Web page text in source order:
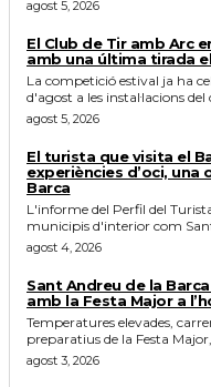
agost 5, 2026
El Club de Tir amb Arc
amb una última tirada
La competició estival ja ha
d'agost a les instal·lacions del
agost 5, 2026
El turista que visita el
experiències d’oci,
Barca
L'informe del Perfil del
municipis d'interior com
agost 4, 2026
Sant Andreu de la
amb la Festa Major a
Temperatures elevades,
preparatius de la Festa
agost 3, 2026